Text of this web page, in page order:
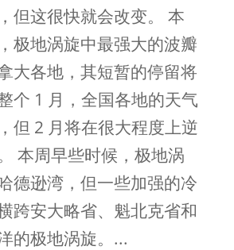
但这很快就会改变。 本
极地涡旋中最强大的波瓣
大各地，其短暂的停留将
个 1 月，全国各地的天气
但 2 月将在很大程度上逆
本周早些时候，极地涡
德逊湾，但一些加强的冷
跨安大略省、魁北克省和
的极地涡旋。...